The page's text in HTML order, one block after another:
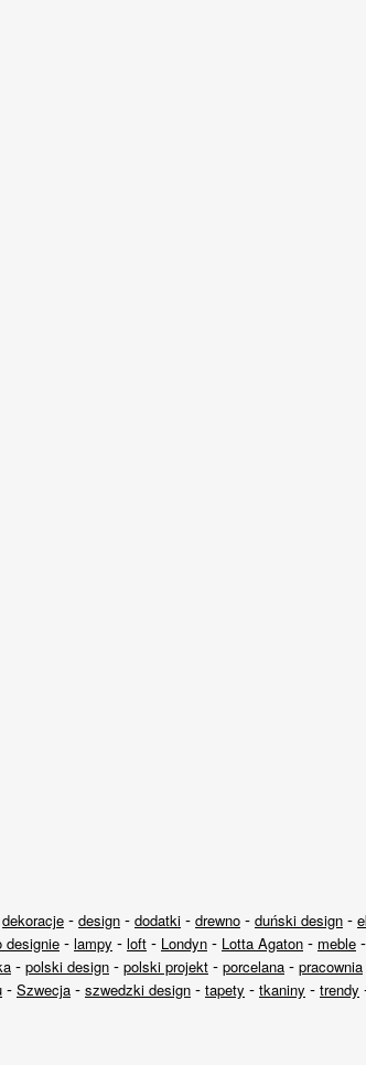
dekoracje - design - dodatki - drewno - duński design -
designie - lampy - loft - Londyn - Lotta Agaton - meble -
- polski design - polski projekt - porcelana - pracownia
- Szwecja - szwedzki design - tapety - tkaniny - trendy